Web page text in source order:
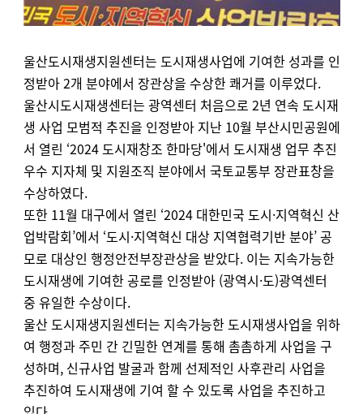
울산도시재생지원센터는 도시재생사업에 기여한 성과를 인
정받아 2개 분야에서 장관상을 수상한 쾌거를 이루었다.
울산시도시재생센터는 광역센터 처음으로 2년 연속 도시재
생 사업 모범적 추진을 인정받아 지난 10월 부산시민공원에
서 열린 ‘2024 도시재창조 한마당'에서 도시재생 업무 추진
우수 지자체 및 지원조직 분야에서 국토교통부 장관표창을
수상하였다.
또한 11월 대구에서 열린 ‘2024 대한민국 도시·지역혁신 산
업박람회’에서 ‘도시·지역혁신 대상 지역협력기반 분야’ 공
모로 대상인 행정안전부장관상을 받았다. 이는 지속가능한
도시재생에 기여한 공로를 인정받아 (광역시·도)광역센터
중 유일한 수상이다.
울산 도시재생지원센터는 지속가능한 도시재생사업을 위하
여 행정과 주민 간 긴밀한 연계를 통해 촘촘하게 사업을 구
성하며, 신규사업 발굴과 함께 선제적인 사후관리 사업을
추진하여 도시재생에 기여 할 수 있도록 사업을 추진하고